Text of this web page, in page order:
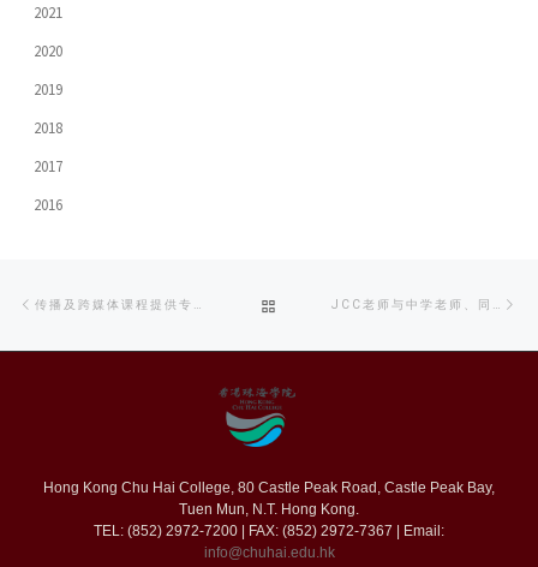
2021
2020
2019
2018
2017
2016
navigation
TO
POST
Hong Kong Chu Hai College, 80 Castle Peak Road, Castle Peak Bay,
Tuen Mun, N.T. Hong Kong.
TEL: (852) 2972-7200 | FAX: (852) 2972-7367 | Email:
info@chuhai.edu.hk